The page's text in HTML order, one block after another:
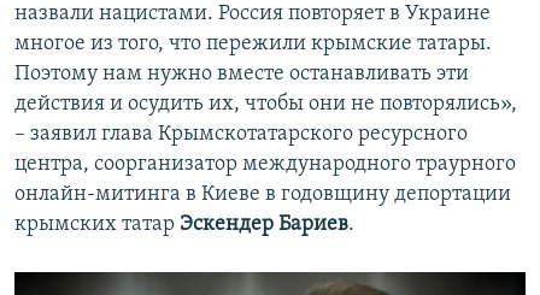
назвали нацистами. Россия повторяет в Украине
многое из того, что пережили крымские татары.
Поэтому нам нужно вместе останавливать эти
действия и осудить их, чтобы они не повторялись»,
– заявил глава Крымскотатарского ресурсного
центра, соорганизатор международного траурного
онлайн-митинга в Киеве в годовщину депортации
крымских татар Эскендер Бариев.